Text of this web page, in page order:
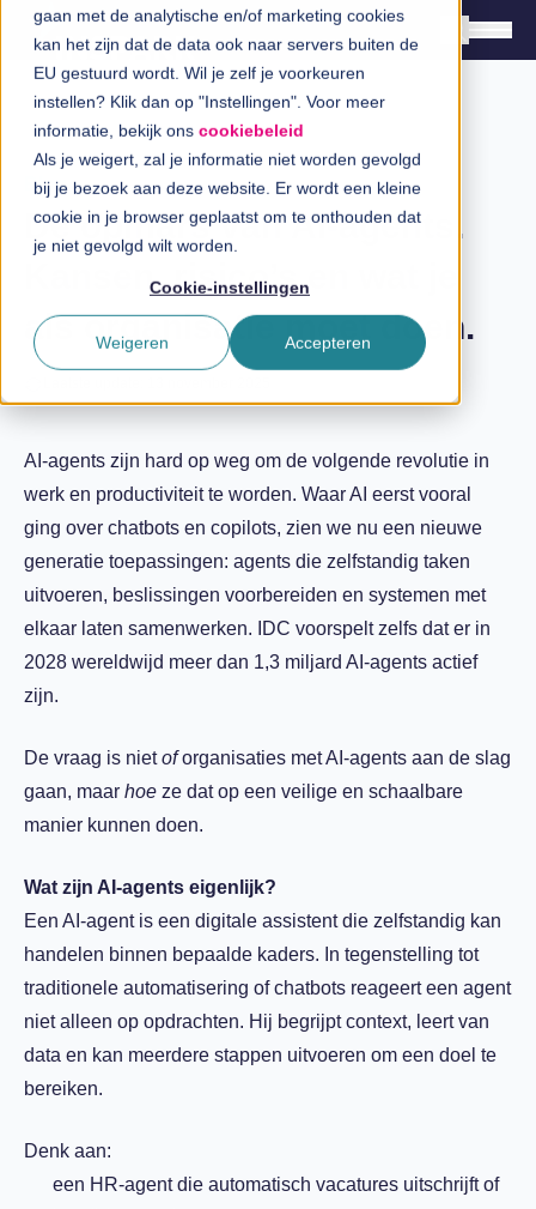
gaan met de analytische en/of marketing cookies
kan het zijn dat de data ook naar servers buiten de
EU gestuurd wordt. Wil je zelf je voorkeuren
instellen? Klik dan op "Instellingen". Voor meer
informatie, bekijk ons cookiebeleid
Als je weigert, zal je informatie niet worden gevolgd
bij je bezoek aan deze website. Er wordt een kleine
cookie in je browser geplaatst om te onthouden dat
je niet gevolgd wilt worden.
Cookie-instellingen
Accepteren
Weigeren
Oplossingen
Branches
InSpiratiecentrum
Direct in contact
Over InSpark
Werken bij InSpark
Blog
De opmars van AI-agents.
Kansen, risico’s en wat je
als organisatie moet doen.
AI-agents zijn hard op weg om de volgende revolutie in
werk en productiviteit te worden. Waar AI eerst vooral
ging over chatbots en copilots, zien we nu een nieuwe
generatie toepassingen: agents die zelfstandig taken
uitvoeren, beslissingen voorbereiden en systemen met
elkaar laten samenwerken. IDC voorspelt zelfs dat er in
2028 wereldwijd meer dan 1,3 miljard AI-agents actief
zijn.
De vraag is nietoforganisaties met AI-agents aan de slag
gaan, maar hoe ze dat op een veilige en schaalbare
manier kunnen doen.
Wat zijn AI-agents eigenlijk?
Een AI-agent is een digitale assistent die zelfstandig kan
handelen binnen bepaalde kaders. In tegenstelling tot
traditionele automatisering of chatbots reageert een agent
niet alleen op opdrachten. Hij begrijpt context, leert van
data en kan meerdere stappen uitvoeren om een doel te
bereiken.
Denk aan:
een HR-agent die automatisch vacatures uitschrijft of